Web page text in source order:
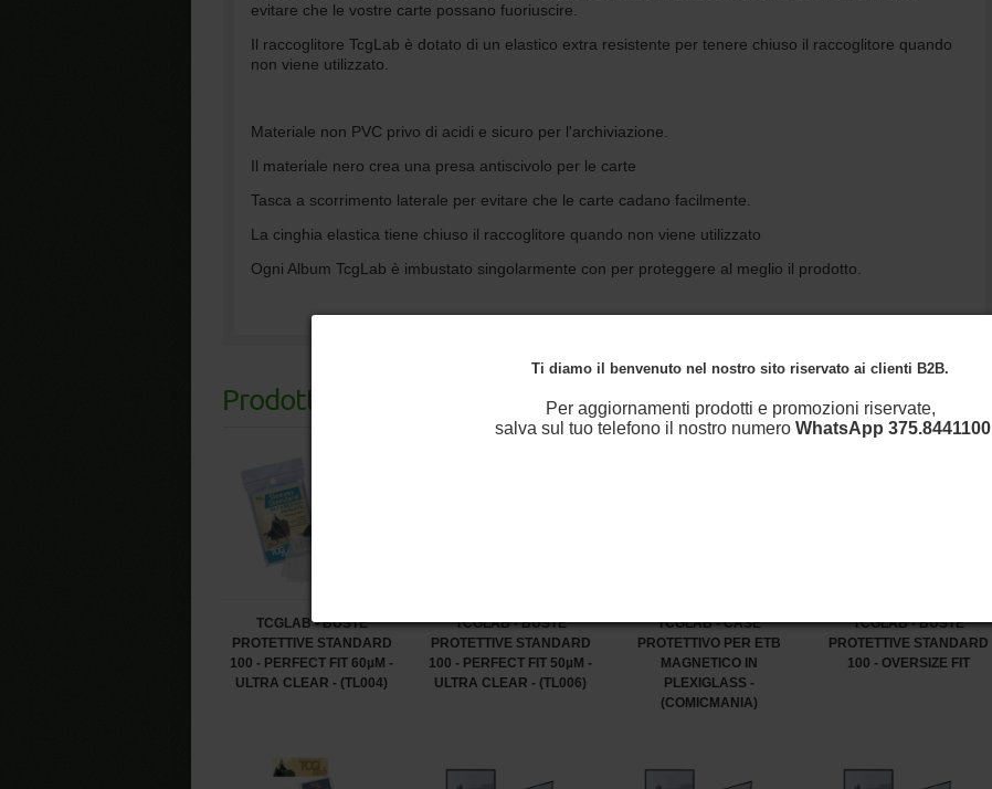
Ti diamo il benvenuto nel nostro sito riservato ai clienti B2B.
Per aggiornamenti prodotti e promozioni riservate,
salva sul tuo telefono il nostro numero WhatsApp 375.8441100‬
evitare che le vostre carte possano fuoriuscire.
Il raccoglitore TcgLab è dotato di un elastico extra resistente per tenere chiuso il raccoglitore quando
non viene utilizzato.
Materiale non PVC privo di acidi e sicuro per l'archiviazione.
Il materiale nero crea una presa antiscivolo per le carte
Tasca a scorrimento laterale per evitare che le carte cadano facilmente.
La cinghia elastica tiene chiuso il raccoglitore quando non viene utilizzato
Ogni Album TcgLab è imbustato singolarmente con per proteggere al meglio il prodotto.
Prodotti
TCGLAB - BUSTE
PROTETTIVE STANDARD
100 - PERFECT FIT 60µM -
ULTRA CLEAR - (TL004)
TCGLAB - BUSTE
PROTETTIVE STANDARD
100 - PERFECT FIT 50µM -
ULTRA CLEAR - (TL006)
TCGLAB - CASE
PROTETTIVO PER ETB
MAGNETICO IN
PLEXIGLASS -
(COMICMANIA)
TCGLAB - BUSTE
PROTETTIVE STANDARD
100 - OVERSIZE FIT